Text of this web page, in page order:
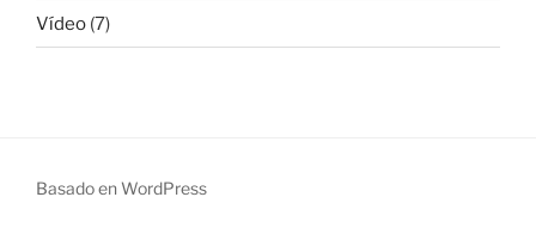
Vídeo (7)
Basado en WordPress